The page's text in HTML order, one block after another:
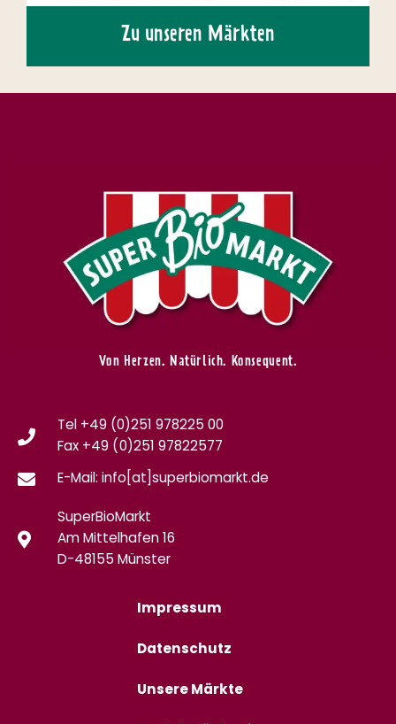
Zu unseren Märkten
Von Herzen. Natürlich. Konsequent.
Tel +49 (0)251 978225 00
Fax +49 (0)251 97822577
E-Mail: info[at]superbiomarkt.de
SuperBioMarkt
Am Mittelhafen 16
D-48155 Münster
Impressum
Datenschutz
Unsere Märkte